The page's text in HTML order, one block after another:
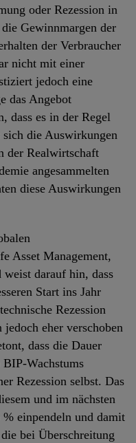
oder Rezession in
Gewinnmargen der
der Verbraucher
nicht mit einer
jedoch eine
das Angebot
dass es in der Regel
die Auswirkungen
der Realwirtschaft
angesammelten
diese Auswirkungen
Asset Management,
weist darauf hin, dass
Start ins Jahr
Rezession
eher verschoben
dass die Dauer
Wachstums
Rezession selbst. Das
und im nächsten
einpendeln und damit
bei Überschreitung